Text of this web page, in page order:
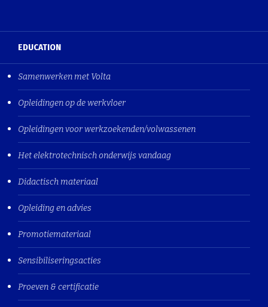
EDUCATION
Samenwerken met Volta
Opleidingen op de werkvloer
Opleidingen voor werkzoekenden/volwassenen
Het elektrotechnisch onderwijs vandaag
Didactisch materiaal
Opleiding en advies
Promotiemateriaal
Sensibiliseringsacties
Proeven & certificatie